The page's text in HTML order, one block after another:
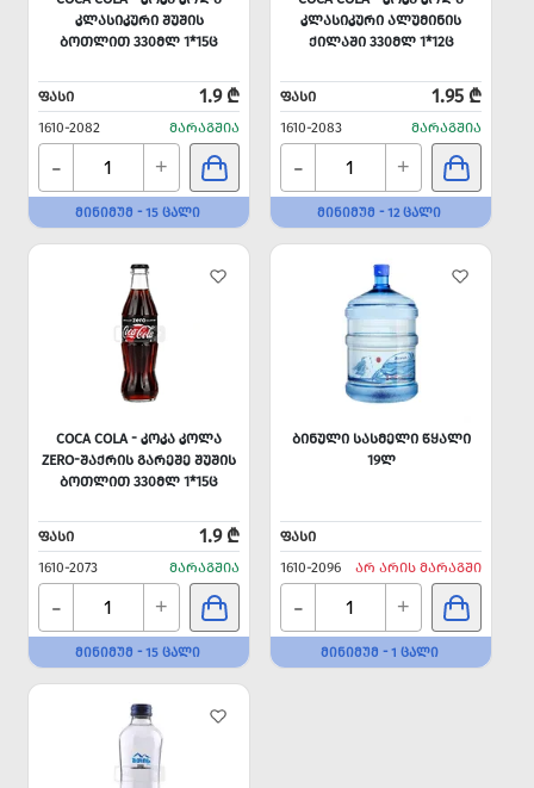
ᲙᲚᲐᲡᲘᲙᲣᲠᲘ ᲨᲣᲨᲘᲡ
ᲑᲝᲗᲚᲘᲗ 330ᲛᲚ 1*15Ც
ᲤᲐᲡᲘ 1.9 ₾
1610-2082 ᲛᲐᲠᲐᲒᲨᲘᲐ
- +
ᲛᲘᲜᲘᲛᲣᲛ - 15 ᲪᲐᲚᲘ
ᲙᲚᲐᲡᲘᲙᲣᲠᲘ ᲐᲚᲣᲛᲘᲜᲘᲡ
ᲥᲘᲚᲐᲨᲘ 330ᲛᲚ 1*12Ც
ᲤᲐᲡᲘ 1.95 ₾
1610-2083 ᲛᲐᲠᲐᲒᲨᲘᲐ
- +
ᲛᲘᲜᲘᲛᲣᲛ - 12 ᲪᲐᲚᲘ
COCA COLA - ᲙᲝᲙᲐ ᲙᲝᲚᲐ
ZERO-ᲨᲐᲥᲠᲘᲡ ᲒᲐᲠᲔᲨᲔ ᲨᲣᲨᲘᲡ
ᲑᲝᲗᲚᲘᲗ 330ᲛᲚ 1*15Ც
ᲤᲐᲡᲘ 1.9 ₾
1610-2073 ᲛᲐᲠᲐᲒᲨᲘᲐ
- +
ᲛᲘᲜᲘᲛᲣᲛ - 15 ᲪᲐᲚᲘ
ᲑᲘᲜᲣᲚᲘ ᲡᲐᲡᲛᲔᲚᲘ ᲬᲧᲐᲚᲘ
19Ლ
ᲤᲐᲡᲘ
1610-2096
ᲐᲠ ᲐᲠᲘᲡ ᲛᲐᲠᲐᲒᲨᲘ
- +
ᲛᲘᲜᲘᲛᲣᲛ - 1 ᲪᲐᲚᲘ